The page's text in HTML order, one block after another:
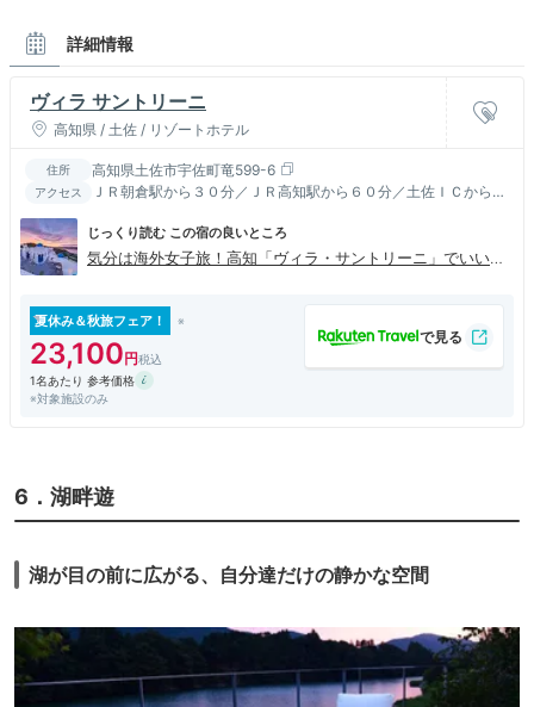
詳細情報
ヴィラ サントリーニ
高知県 / 土佐 / リゾートホテル
住所 高知県土佐市宇佐町竜599-6
アクセス
ＪＲ朝倉駅から３０分／ＪＲ高知駅から６０分／土佐ＩＣから２
じっくり読む この宿の良いところ
気分は海外女子旅！高知「ヴィラ・サントリーニ」でいいね
夏休み＆秋旅フェア！
23,100
1名あたり 参考価格
※対象施設のみ
6．湖畔遊
湖が目の前に広がる、自分達だけの静かな空間